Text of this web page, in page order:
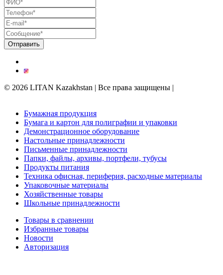
© 2026 LITAN Kazakhstan | Все права защищены |
Бумажная продукция
Бумага и картон для полиграфии и упаковки
Демонстрационное оборудование
Настольные принадлежности
Письменные принадлежности
Папки, файлы, архивы, портфели, тубусы
Продукты питания
Техника офисная, периферия, расходные материалы
Упаковочные материалы
Хозяйственные товары
Школьные принадлежности
Товары в сравнении
Избранные товары
Новости
Авторизация